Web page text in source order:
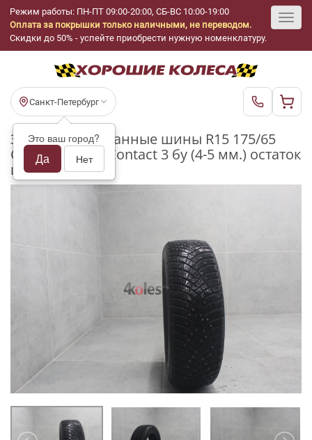
Режим работы: ПН-ПТ 09:00-20:00, СБ-ВС 10:00-19:00
Оплата за покрышки только наличными, не переводом.
Скидки до 50% - успейте приобрести нужную номенклатуру.
Санкт-Петербург
Это ваш город?
Да Нет
Зимние шипованные шины R15 175/65
Continental IceContact 3 бу (4-5 мм.) остаток
шипов 70-100%